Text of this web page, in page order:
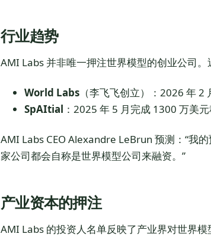
行业趋势
AMI Labs 并非唯一押注世界模型的创业公司。
World Labs （李飞飞创立）：2026 年
SpAItial ：2025 年 5 月完成 1300 万美
AMI Labs CEO Alexandre LeBrun 预测：“我
家公司都会自称是世界模型公司来融资。”
产业资本的押注
AMI Labs 的投资人名单反映了产业界对世界模